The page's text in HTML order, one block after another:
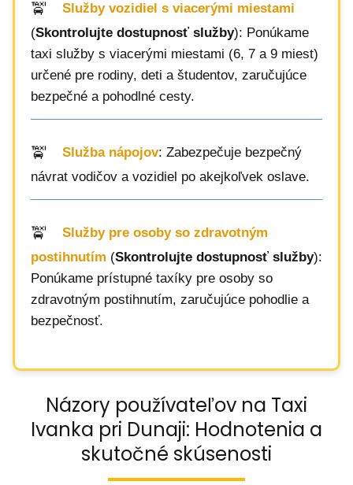
Služby vozidiel s viacerými miestami
(Skontrolujte dostupnosť služby): Ponúkame
taxi služby s viacerými miestami (6, 7 a 9 miest)
určené pre rodiny, deti a študentov, zaručujúce
bezpečné a pohodlné cesty.
Služba nápojov: Zabezpečuje bezpečný
návrat vodičov a vozidiel po akejkoľvek oslave.
Služby pre osoby so zdravotným
postihnutím (Skontrolujte dostupnosť služby):
Ponúkame prístupné taxíky pre osoby so
zdravotným postihnutím, zaručujúce pohodlie a
bezpečnosť.
Názory používateľov na Taxi
Ivanka pri Dunaji: Hodnotenia a
skutočné skúsenosti